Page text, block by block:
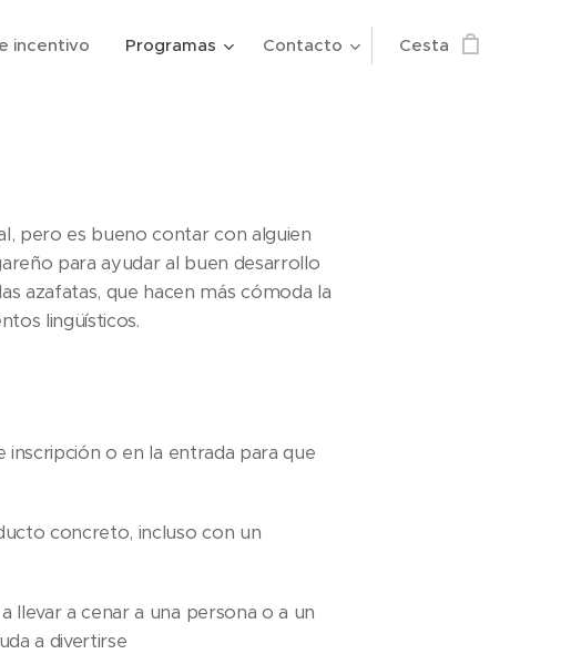
incentivo Programas Contacto Cesta
pero es bueno contar con alguien
para ayudar al buen desarrollo
azafatas, que hacen más cómoda la
lingüísticos.
o en la entrada para que
concreto, incluso con un
llevar a cenar a una persona o a un
a divertirse